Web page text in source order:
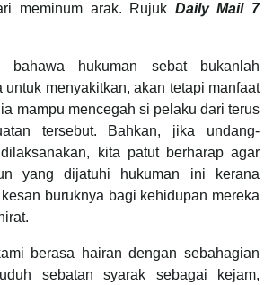
meminum arak. Rujuk Daily Mail 7
bahawa hukuman sebat bukanlah
untuk menyakitkan, akan tetapi manfaat
mampu mencegah si pelaku dari terus
tersebut. Bahkan, jika undang-
kita patut berharap agar
yang dijatuhi hukuman ini kerana
buruknya bagi kehidupan mereka
berasa hairan dengan sebahagian
sebatan syarak sebagai kejam,